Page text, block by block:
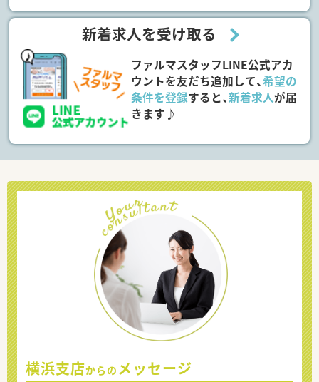
新着求人を受け取る
ファルマスタッフLINE公式アカ
ウントを友だち追加して、希望の
条件を登録すると、新着求人が届
きます♪
横浜支店からの メッセージ